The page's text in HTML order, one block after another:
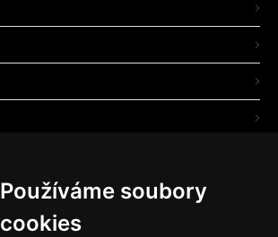
Používáme soubory
cookies